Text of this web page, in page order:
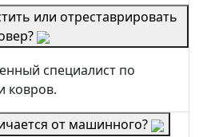
или отреставрировать
специалист по
ковров.
от машинного?